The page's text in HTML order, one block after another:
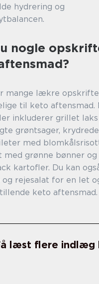
hydrering og
nogle
mange lækre
til keto aftensmad.
inkluderer grillet laks
grøntsager, krydrede
med
med grønne bønner og
kartofler. Du kan
og rejesalat for en let
keto aftensmad.
læst flere indlæg